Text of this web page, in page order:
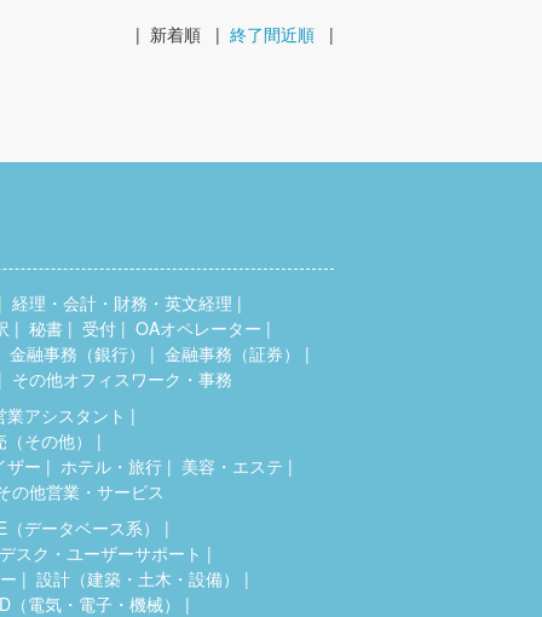
| 新着順 | 終了間近順 |
経理・会計・財務・英文経理
秘書 受付
OAオペレーター
金融事務（銀行）
金融事務（証券）
その他オフィスワーク・事務
業アシスタント
その他）
ザー
ホテル・旅行
美容・エステ
の他営業・サービス
（データベース系）
スク・ユーザーサポート
設計（建築・土木・設備）
（電気・電子・機械）